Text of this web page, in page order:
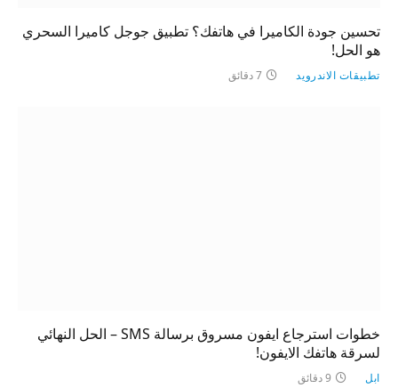
تحسين جودة الكاميرا في هاتفك؟ تطبيق جوجل كاميرا السحري
هو الحل!
تطبيقات الاندرويد 7 دقائق
خطوات استرجاع ايفون مسروق برسالة SMS – الحل النهائي
لسرقة هاتفك الايفون!
ابل 9 دقائق